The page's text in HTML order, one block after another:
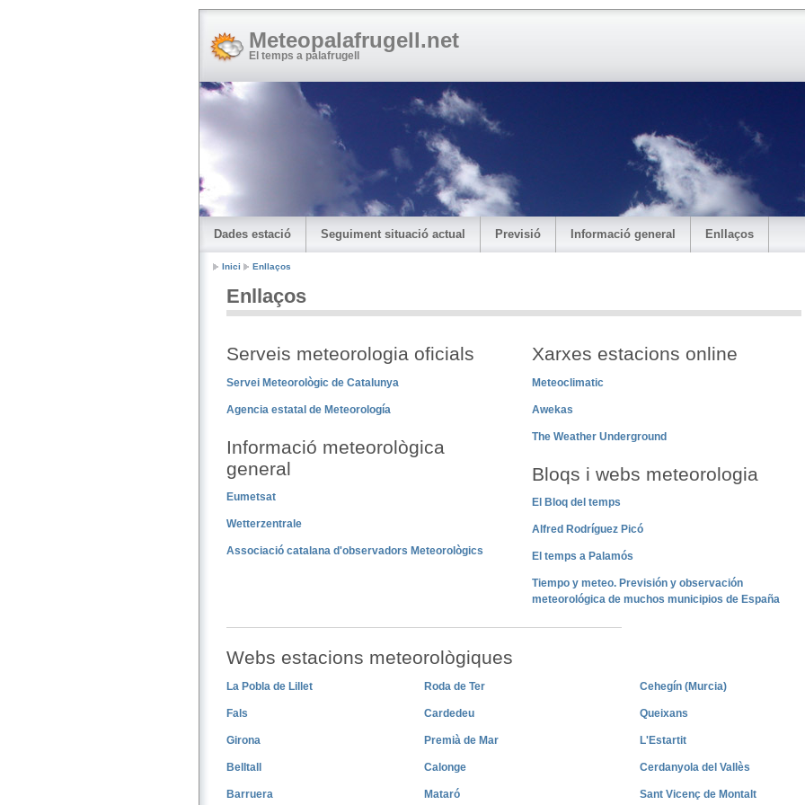
Meteopalafrugell.net
El temps a palafrugell
Dades estació Seguiment situació actual Previsió Informació general Enllaços
Inici Enllaços
Enllaços
Serveis meteorologia oficials
Servei Meteorològic de Catalunya
Agencia estatal de Meteorología
Informació meteorològica
general
Eumetsat
Wetterzentrale
Associació catalana d'observadors Meteorològics
Xarxes estacions online
Meteoclimatic
Awekas
The Weather Underground
Bloqs i webs meteorologia
El Bloq del temps
Alfred Rodríguez Picó
El temps a Palamós
Tiempo y meteo. Previsión y observación
meteorológica de muchos municipios de España
Webs estacions meteorològiques
La Pobla de Lillet
Fals
Girona
Belltall
Barruera
Roda de Ter
Cardedeu
Premià de Mar
Calonge
Mataró
Cehegín (Murcia)
Queixans
L'Estartit
Cerdanyola del Vallès
Sant Vicenç de Montalt